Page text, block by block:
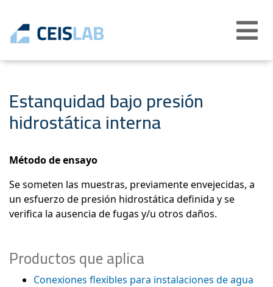
Abrir
menú
Estanquidad bajo presión
hidrostática interna
Método de ensayo
Se someten las muestras, previamente envejecidas, a
un esfuerzo de presión hidrostática definida y se
verifica la ausencia de fugas y/u otros daños.
Productos que aplica
Conexiones flexibles para instalaciones de agua